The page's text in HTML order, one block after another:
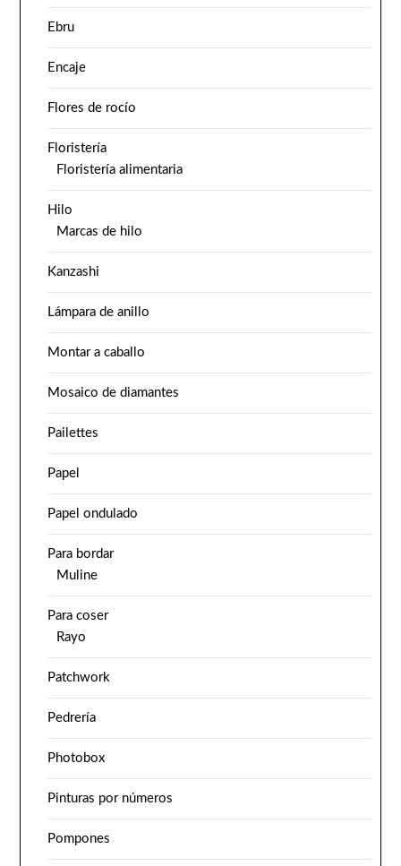
Ebru
Encaje
Flores de rocío
Floristería
Floristería alimentaria
Hilo
Marcas de hilo
Kanzashi
Lámpara de anillo
Montar a caballo
Mosaico de diamantes
Pailettes
Papel
Papel ondulado
Para bordar
Muline
Para coser
Rayo
Patchwork
Pedrería
Photobox
Pinturas por números
Pompones